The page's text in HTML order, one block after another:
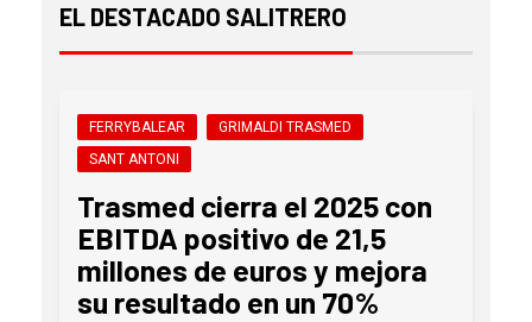
EL DESTACADO SALITRERO
FERRYBALEAR
GRIMALDI TRASMED
SANT ANTONI
Trasmed cierra el 2025 con
EBITDA positivo de 21,5
millones de euros y mejora
su resultado en un 70%